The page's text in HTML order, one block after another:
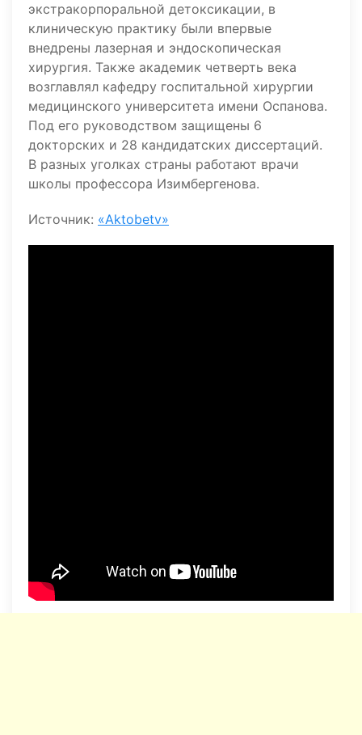
экстракорпоральной детоксикации, в
клиническую практику были впервые
внедрены лазерная и эндоскопическая
хирургия. Также академик четверть века
возглавлял кафедру госпитальной хирургии
медицинского университета имени Оспанова.
Под его руководством защищены 6
докторских и 28 кандидатских диссертаций.
В разных уголках страны работают врачи
школы профессора Изимбергенова.
Источник: «Aktobetv»